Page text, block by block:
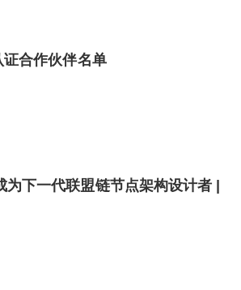
合作伙伴名单
下一代联盟链节点架构设计者 |